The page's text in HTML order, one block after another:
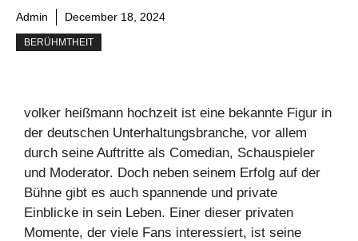
Admin December 18, 2024
BERÜHMTHEIT
volker heißmann hochzeit ist eine bekannte Figur in
der deutschen Unterhaltungsbranche, vor allem
durch seine Auftritte als Comedian, Schauspieler
und Moderator. Doch neben seinem Erfolg auf der
Bühne gibt es auch spannende und private
Einblicke in sein Leben. Einer dieser privaten
Momente, der viele Fans interessiert, ist seine